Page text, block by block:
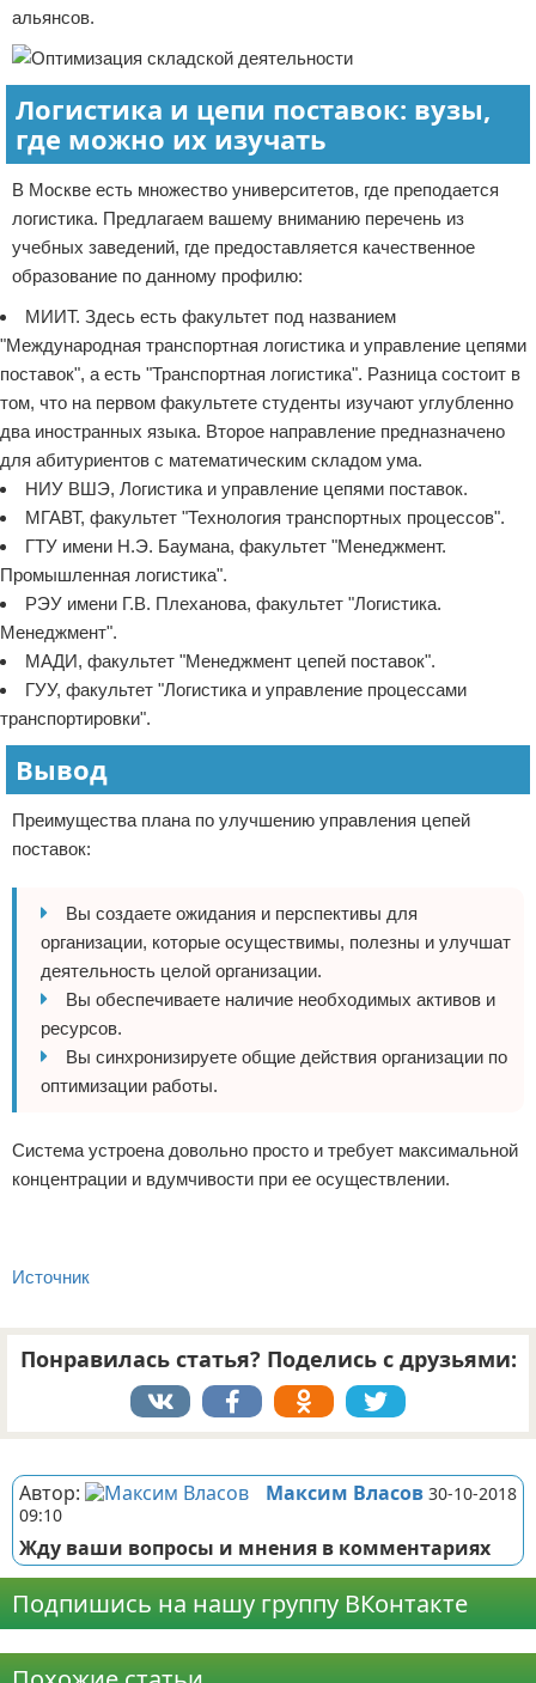
альянсов.
Логистика и цепи поставок: вузы,
где можно их изучать
В Москве есть множество университетов, где преподается
логистика. Предлагаем вашему вниманию перечень из
учебных заведений, где предоставляется качественное
образование по данному профилю:
МИИТ. Здесь есть факультет под названием
"Международная транспортная логистика и управление цепями
поставок", а есть "Транспортная логистика". Разница состоит в
том, что на первом факультете студенты изучают углубленно
два иностранных языка. Второе направление предназначено
для абитуриентов с математическим складом ума.
НИУ ВШЭ, Логистика и управление цепями поставок.
МГАВТ, факультет "Технология транспортных процессов".
ГТУ имени Н.Э. Баумана, факультет "Менеджмент.
Промышленная логистика".
РЭУ имени Г.В. Плеханова, факультет "Логистика.
Менеджмент".
МАДИ, факультет "Менеджмент цепей поставок".
ГУУ, факультет "Логистика и управление процессами
транспортировки".
Вывод
Преимущества плана по улучшению управления цепей
поставок:
Вы создаете ожидания и перспективы для
организации, которые осуществимы, полезны и улучшат
деятельность целой организации.
Вы обеспечиваете наличие необходимых активов и
ресурсов.
Вы синхронизируете общие действия организации по
оптимизации работы.
Система устроена довольно просто и требует максимальной
концентрации и вдумчивости при ее осуществлении.
Источник
Понравилась статья? Поделись с друзьями:
Автор: Максим Власов 30-10-2018
09:10
Жду ваши вопросы и мнения в комментариях
Подпишись на нашу группу ВКонтакте